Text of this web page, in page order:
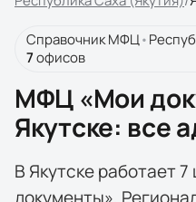
Справочник МФЦ•
7офисов
МФЦ «Мои
Якутске: все
В Якутске работает
документы».